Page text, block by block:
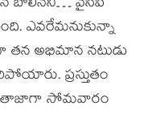
ఎవరేమనుకున్నా
తన అభిమాన నటుడు
ప్రస్తుతం
తాజాగా సోమవారం